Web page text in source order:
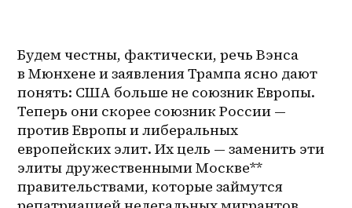
Будем честны, фактически, речь Вэнса
в Мюнхене и заявления Трампа ясно дают
понять: США больше не союзник Европы.
Теперь они скорее союзник России —
против Европы и либеральных
европейских элит. Их цель — заменить эти
элиты дружественными Москве**
правительствами, которые займутся